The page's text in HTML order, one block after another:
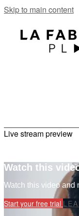
Skip to main content
Live stream preview
Watch this
Watch this video and
Start your free trial